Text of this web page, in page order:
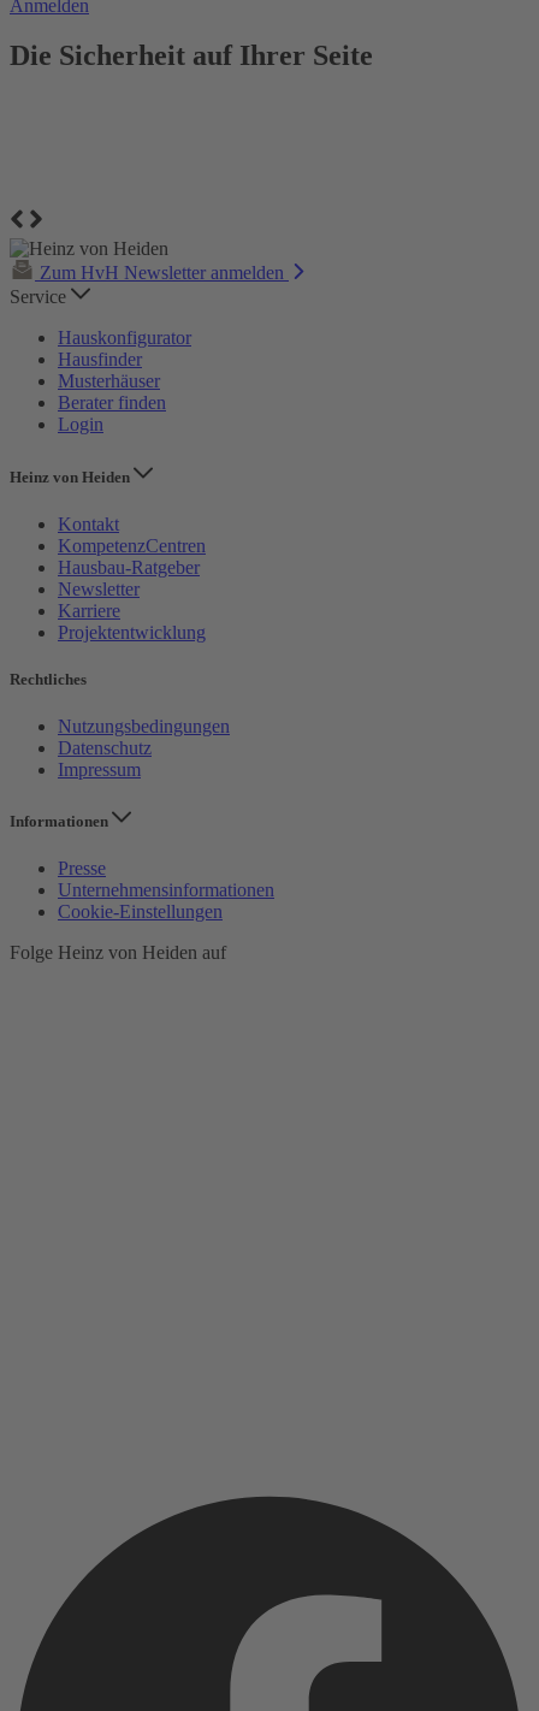
Anmelden
Die Sicherheit auf Ihrer Seite
Zum HvH Newsletter anmelden
Service
Hauskonfigurator
Hausfinder
Musterhäuser
Berater finden
Login
Heinz von Heiden
Kontakt
KompetenzCentren
Hausbau-Ratgeber
Newsletter
Karriere
Projektentwicklung
Rechtliches
Nutzungsbedingungen
Datenschutz
Impressum
Informationen
Presse
Unternehmensinformationen
Cookie-Einstellungen
Folge Heinz von Heiden auf